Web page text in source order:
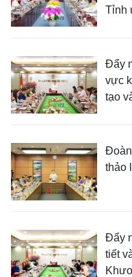
Tỉnh
Đẩy
vực
tạo
thảo
Đẩy
tiết